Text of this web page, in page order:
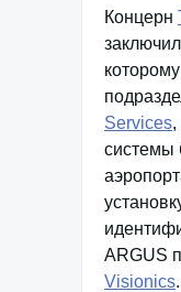
Концерн
Services
системы
ARGUS
Visionics.